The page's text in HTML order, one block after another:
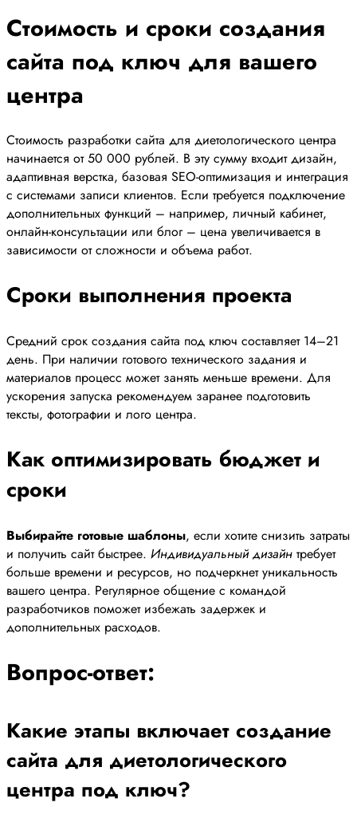
Стоимость и сроки создания
сайта под ключ для вашего
центра
Стоимость разработки сайта для диетологического центра
начинается от 50 000 рублей. В эту сумму входит дизайн,
адаптивная верстка, базовая SEO-оптимизация и интеграция
с системами записи клиентов. Если требуется подключение
дополнительных функций – например, личный кабинет,
онлайн-консультации или блог – цена увеличивается в
зависимости от сложности и объема работ.
Сроки выполнения проекта
Средний срок создания сайта под ключ составляет 14–21
день. При наличии готового технического задания и
материалов процесс может занять меньше времени. Для
ускорения запуска рекомендуем заранее подготовить
тексты, фотографии и лого центра.
Как оптимизировать бюджет и
сроки
Выбирайте готовые шаблоны, если хотите снизить затраты
и получить сайт быстрее. Индивидуальный дизайн требует
больше времени и ресурсов, но подчеркнет уникальность
вашего центра. Регулярное общение с командой
разработчиков поможет избежать задержек и
дополнительных расходов.
Вопрос-ответ:
Какие этапы включает создание
сайта для диетологического
центра под ключ?